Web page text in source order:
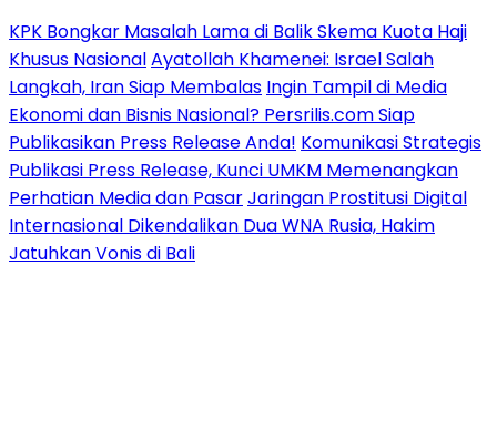
KPK Bongkar Masalah Lama di Balik Skema Kuota Haji
Khusus NasionalAyatollah Khamenei: Israel Salah
Langkah, Iran Siap Membalas Ingin Tampil di Media
Ekonomi dan Bisnis Nasional? Persrilis.com Siap
Publikasikan Press Release Anda! Komunikasi Strategis
Publikasi Press Release, Kunci UMKM Memenangkan
Perhatian Media dan PasarJaringan Prostitusi Digital
Internasional Dikendalikan Dua WNA Rusia, Hakim
Jatuhkan Vonis di Bali